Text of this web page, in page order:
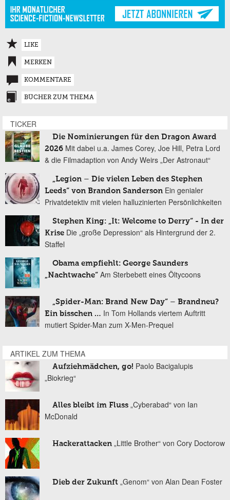
LIKE
MERKEN
KOMMENTARE
BÜCHER ZUM THEMA
TICKER
Die Nominierungen für den Dragon Award
2026 Mit dabei u.a. James Corey, Joe Hill, Petra Lord
& die Filmadaption von Andy Weirs „Der Astronaut“
„Legion – Die vielen Leben des Stephen
Leeds“ von Brandon Sanderson Ein genialer
Privatdetektiv mit vielen halluzinierten Persönlichkeiten
Stephen King: „It: Welcome to Derry“ - In der
Krise Die „große Depression“ als Hintergrund der 2.
Staffel
Obama empfiehlt: George Saunders
„Nachtwache“ Am Sterbebett eines Öltycoons
„Spider-Man: Brand New Day“ – Brandneu?
Ein bisschen … In Tom Hollands viertem Auftritt
mutiert Spider-Man zum X-Men-Prequel
ARTIKEL ZUM THEMA
Aufziehmädchen, go! Paolo Bacigalupis
„Biokrieg“
Alles bleibt im Fluss „Cyberabad“ von Ian
McDonald
Hackerattacken „Little Brother“ von Cory Doctorow
Dieb der Zukunft „Genom“ von Alan Dean Foster